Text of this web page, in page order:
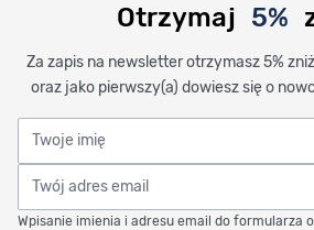
Otrzymaj 5%
Za zapis na newsletter otrzymasz 5%
oraz jako pierwszy(a) dowiesz się o
Twoje imię
Twój adres email
Wpisanie imienia i adresu email do formularza